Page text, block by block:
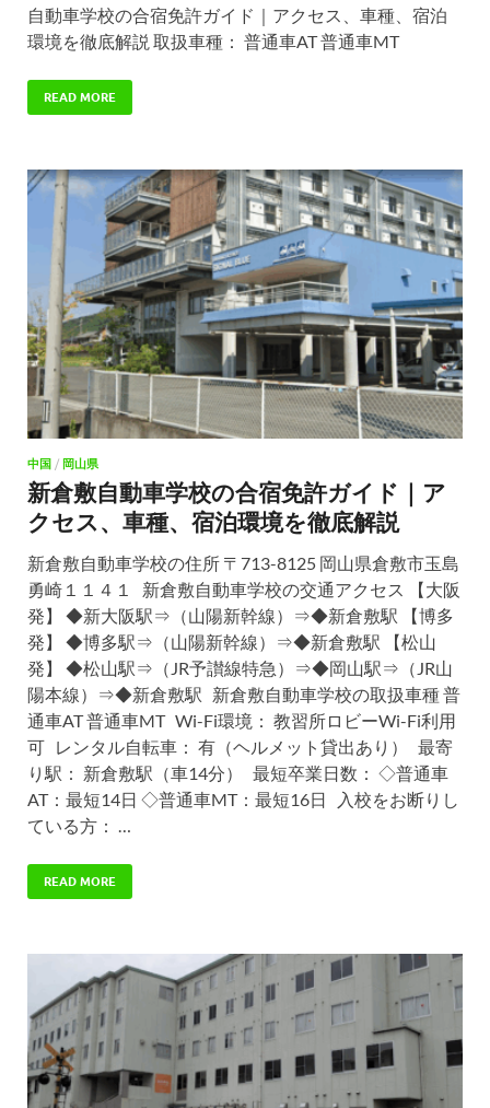
自動車学校の合宿免許ガイド｜アクセス、車種、宿泊
環境を徹底解説 取扱車種： 普通車AT 普通車MT
READ MORE
中国 / 岡山県
新倉敷自動車学校の合宿免許ガイド｜ア
クセス、車種、宿泊環境を徹底解説
新倉敷自動車学校の住所 〒713-8125 岡山県倉敷市玉島
勇崎１１４１ 新倉敷自動車学校の交通アクセス 【大阪
発】 ◆新大阪駅⇒（山陽新幹線）⇒◆新倉敷駅 【博多
発】 ◆博多駅⇒（山陽新幹線）⇒◆新倉敷駅 【松山
発】 ◆松山駅⇒（JR予讃線特急）⇒◆岡山駅⇒（JR山
陽本線）⇒◆新倉敷駅 新倉敷自動車学校の取扱車種 普
通車AT 普通車MT Wi-Fi環境： 教習所ロビーWi-Fi利用
可 レンタル自転車： 有（ヘルメット貸出あり） 最寄
り駅： 新倉敷駅（車14分） 最短卒業日数： ◇普通車
AT：最短14日 ◇普通車MT：最短16日 入校をお断りし
ている方： …
READ MORE